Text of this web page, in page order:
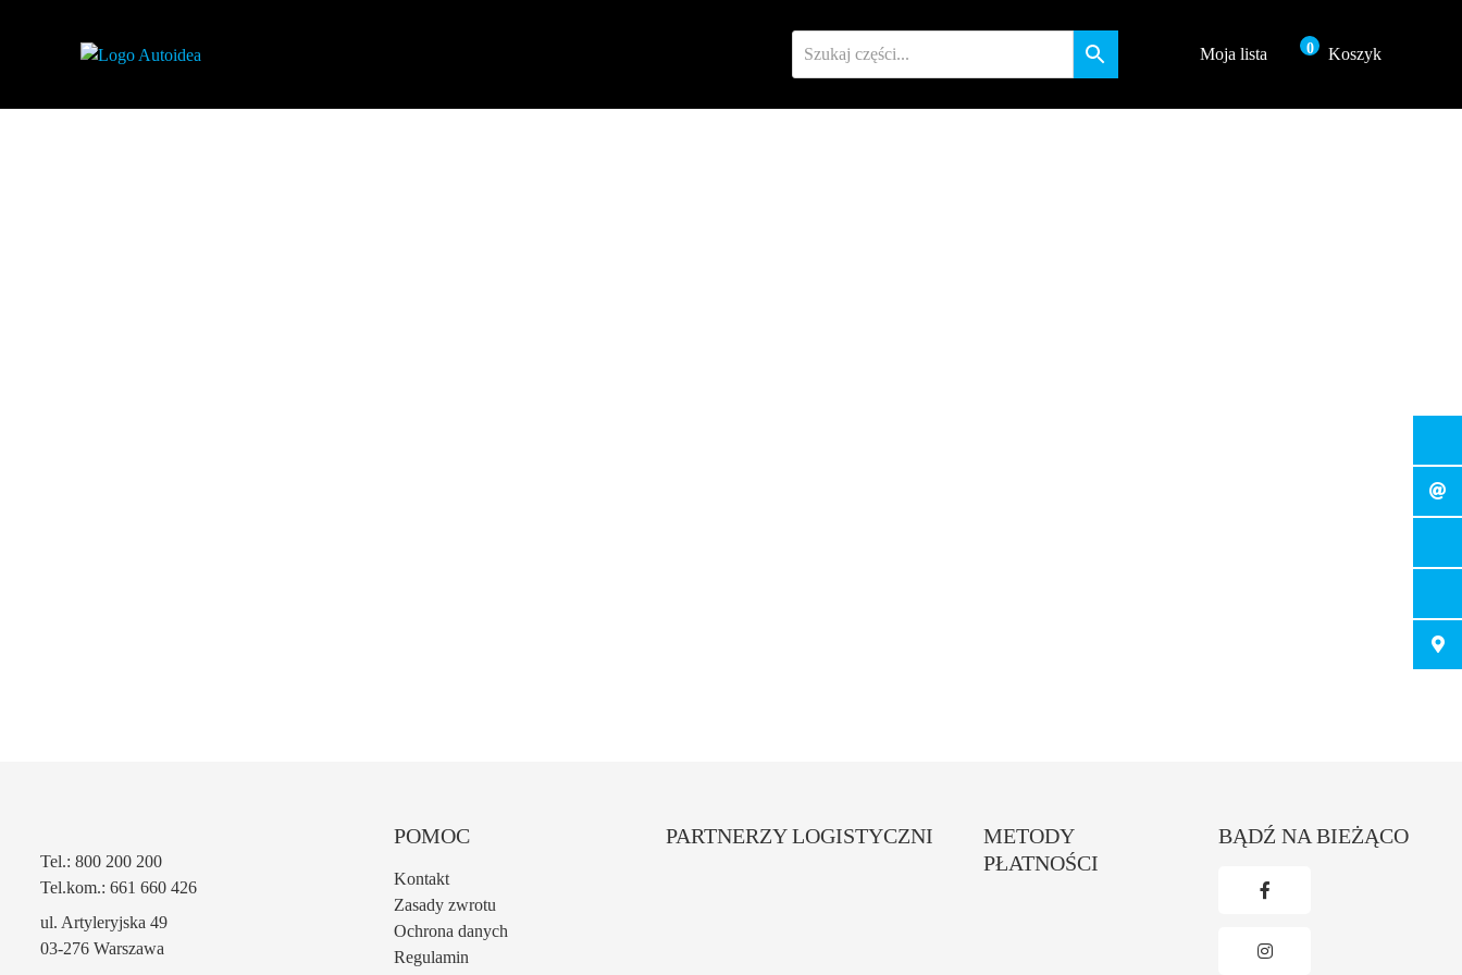
Moja lista 0 Koszyk
Tel.: 800 200 200
Tel.kom.: 661 660 426
ul. Artyleryjska 49
03-276 Warszawa
POMOC
Kontakt
Zasady zwrotu
Ochrona danych
Regulamin
PARTNERZY LOGISTYCZNI
METODY
PŁATNOŚCI
BĄDŹ NA BIEŻĄCO